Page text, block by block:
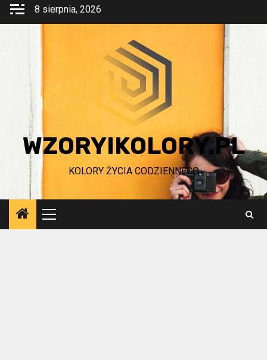
Przejdź
8 sierpnia, 2026
WZORYIKOLORY.PL
KOLORY ŻYCIA CODZIENNEGO
Menu
główne